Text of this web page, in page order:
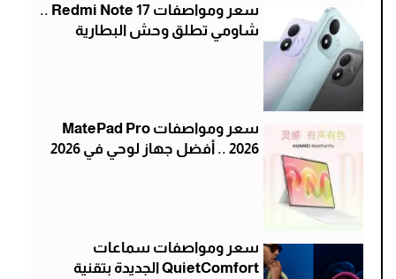
سعر ومواصفات Redmi Note 17 ..
شاومي تطلق وحش البطارية
سعر ومواصفات MatePad Pro
2026 .. أفضل جهاز لوحي في 2026
سعر ومواصفات سماعات
QuietComfort الجديدة بتقنية